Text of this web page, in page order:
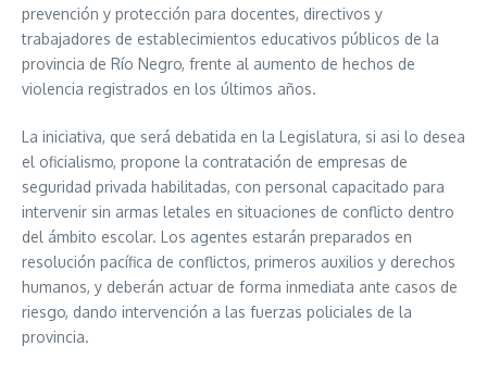
prevención y protección para docentes, directivos y
trabajadores de establecimientos educativos públicos de la
provincia de Río Negro, frente al aumento de hechos de
violencia registrados en los últimos años.
La iniciativa, que será debatida en la Legislatura, si asi lo desea
el oficialismo, propone la contratación de empresas de
seguridad privada habilitadas, con personal capacitado para
intervenir sin armas letales en situaciones de conflicto dentro
del ámbito escolar. Los agentes estarán preparados en
resolución pacífica de conflictos, primeros auxilios y derechos
humanos, y deberán actuar de forma inmediata ante casos de
riesgo, dando intervención a las fuerzas policiales de la
provincia.